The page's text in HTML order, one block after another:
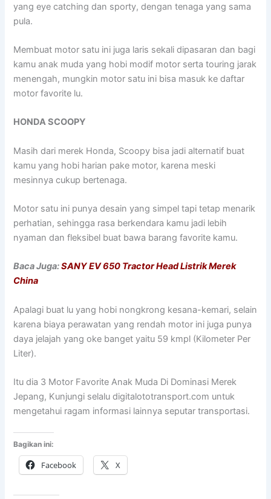
yang eye catching dan sporty, dengan tenaga yang sama
pula.
Membuat motor satu ini juga laris sekali dipasaran dan bagi
kamu anak muda yang hobi modif motor serta touring jarak
menengah, mungkin motor satu ini bisa masuk ke daftar
motor favorite lu.
HONDA SCOOPY
Masih dari merek Honda, Scoopy bisa jadi alternatif buat
kamu yang hobi harian pake motor, karena meski
mesinnya cukup bertenaga.
Motor satu ini punya desain yang simpel tapi tetap menarik
perhatian, sehingga rasa berkendara kamu jadi lebih
nyaman dan fleksibel buat bawa barang favorite kamu.
Baca Juga:SANY EV 650 Tractor Head Listrik Merek
China
Apalagi buat lu yang hobi nongkrong kesana-kemari, selain
karena biaya perawatan yang rendah motor ini juga punya
daya jelajah yang oke banget yaitu 59 kmpl (Kilometer Per
Liter).
Itu dia 3 Motor Favorite Anak Muda Di Dominasi Merek
Jepang, Kunjungi selalu digitalototransport.com untuk
mengetahui ragam informasi lainnya seputar transportasi.
Bagikan ini:
Facebook X